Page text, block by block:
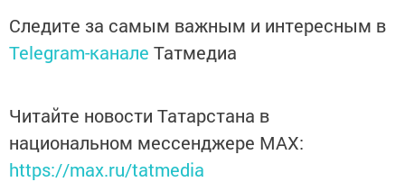
Следите за самым важным и интересным в
Telegram-канале Татмедиа
Читайте новости Татарстана в
национальном мессенджере MАХ:
https://max.ru/tatmedia